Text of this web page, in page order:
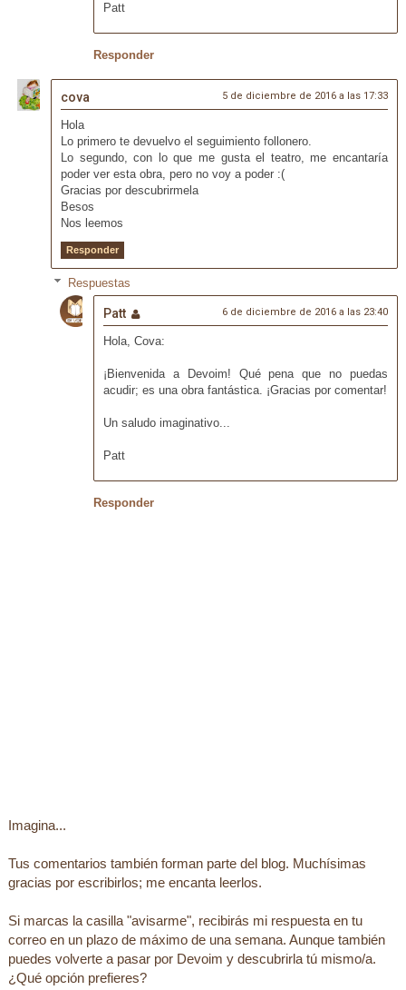
Patt
Responder
cova 5 de diciembre de 2016 a las 17:33
Hola
Lo primero te devuelvo el seguimiento follonero.
Lo segundo, con lo que me gusta el teatro, me encantaría
poder ver esta obra, pero no voy a poder :(
Gracias por descubrirmela
Besos
Nos leemos
Responder
Respuestas
Patt 6 de diciembre de 2016 a las 23:40
Hola, Cova:
¡Bienvenida a Devoim! Qué pena que no puedas
acudir; es una obra fantástica. ¡Gracias por comentar!
Un saludo imaginativo...
Patt
Responder
Imagina...
Tus comentarios también forman parte del blog. Muchísimas
gracias por escribirlos; me encanta leerlos.
Si marcas la casilla "avisarme", recibirás mi respuesta en tu
correo en un plazo de máximo de una semana. Aunque también
puedes volverte a pasar por Devoim y descubrirla tú mismo/a.
¿Qué opción prefieres?